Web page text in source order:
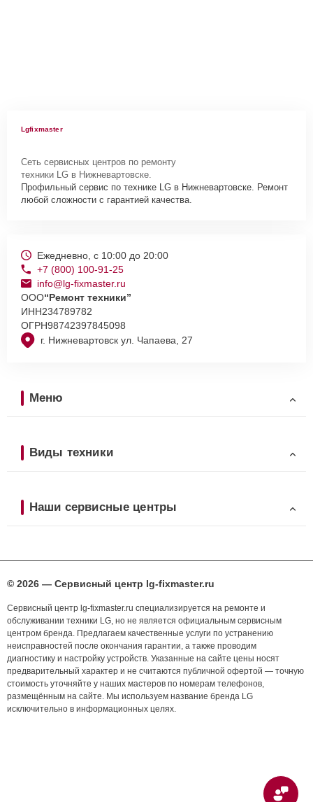
Lgfixmaster
Сеть сервисных центров по ремонту
техники LG в Нижневартовске.
Профильный сервис по технике LG в Нижневартовске. Ремонт
любой сложности с гарантией качества.
г. Нижневартовск ул. Чапаева, 27
Ежедневно, с 10:00 до 20:00
+7 (800) 100-91-25
info@lg-fixmaster.ru
ООО“Ремонт техники”
ИНН234789782
ОГРН98742397845098
Меню
Виды техники
Наши сервисные центры
© 2026 — Сервисный центр lg-fixmaster.ru
Сервисный центр lg-fixmaster.ru специализируется на ремонте и
обслуживании техники LG, но не является официальным сервисным
центром бренда. Предлагаем качественные услуги по устранению
неисправностей после окончания гарантии, а также проводим
диагностику и настройку устройств. Указанные на сайте цены носят
предварительный характер и не считаются публичной офертой — точную
стоимость уточняйте у наших мастеров по номерам телефонов,
размещённым на сайте. Мы используем название бренда LG
исключительно в информационных целях.